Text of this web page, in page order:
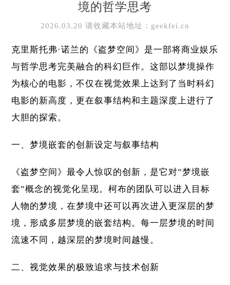
境的哲学思考
2026.03.20 请收藏本站地址：geekfei.cn
克里斯托弗·诺兰的《盗梦空间》是一部将商业娱乐
与哲学思考完美融合的科幻巨作。这部以梦境操作
为核心的电影，不仅在视觉效果上达到了当时科幻
电影的新高度，更在叙事结构和主题深度上进行了
大胆的探索。
一、梦境嵌套的创新设定与叙事结构
《盗梦空间》最令人惊叹的创新，是它对”梦境嵌
套”概念的视觉化呈现。柯布的团队可以进入目标
人物的梦境，在梦境中还可以再次进入更深层的梦
境，形成多层梦境的嵌套结构。每一层梦境的时间
流速不同，越深层的梦境时间越慢。
二、视觉效果的极致追求与技术创新